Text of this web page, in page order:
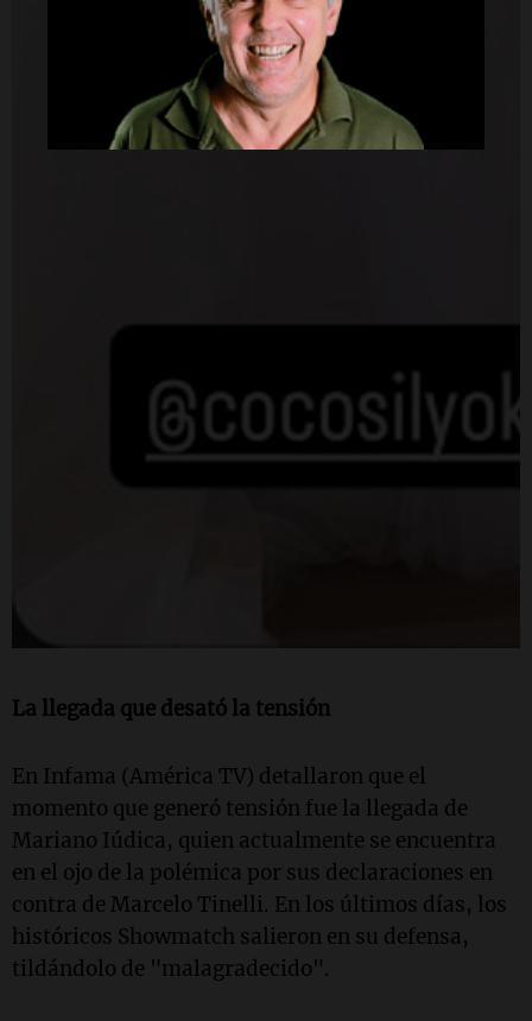
La llegada que desató la tensión
En Infama (América TV) detallaron que el
momento que generó tensión fue la llegada de
Mariano Iúdica, quien actualmente se encuentra
en el ojo de la polémica por sus declaraciones en
contra de Marcelo Tinelli. En los últimos días, los
históricos Showmatch salieron en su defensa,
tildándolo de "malagradecido".